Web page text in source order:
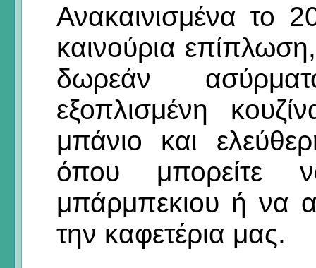
Ανακαινισμένα το
καινούρια
δωρεάν
εξοπλισμένη
μπάνιο και
όπου μπορείτε
μπάρμπεκιου ή να
την καφετέρια μας.